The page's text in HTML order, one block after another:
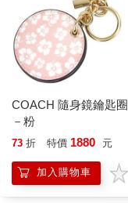
COACH 隨身鏡鑰匙圈
－粉
73 折 特價 1880 元
加入購物車